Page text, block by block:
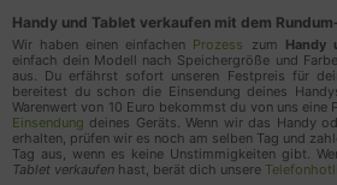
Handy und Tablet verkaufen mit dem
Wir haben einen einfachen Prozess zum Handy
einfach dein Modell nach Speichergröße und
aus. Du erfährst sofort unseren Festpreis für
bereitest du schon die Einsendung deines
Warenwert von 10 Euro bekommst du von uns eine
Einsendung deines Geräts. Wenn wir das Handy
erhalten, prüfen wir es noch am selben Tag und
Tag aus, wenn es keine Unstimmigkeiten gibt.
Tablet verkaufen hast, berät dich unsere
Darüber hinaus messen wir die
Anzeigen, d.h. ob die Nutzer sie
genommen haben, mit den
und die beworbenen Angebote zu
Conversion). Wir erhalten jedoch
Informationen und keine
über einzelne Nutzer